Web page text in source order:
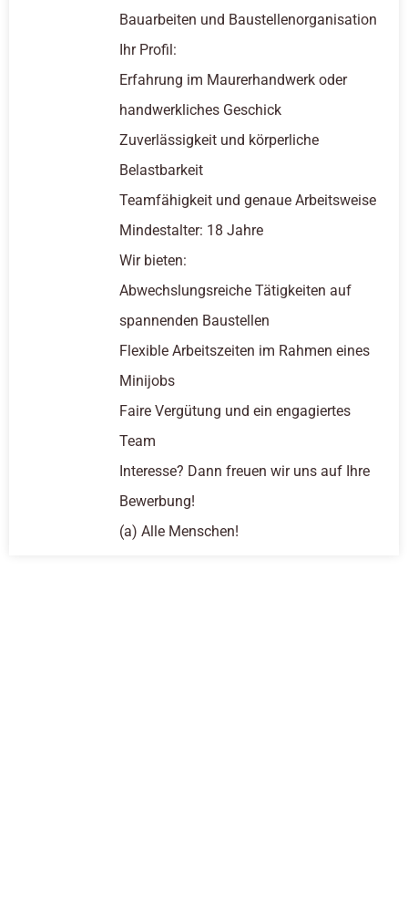
Bauarbeiten und Baustellenorganisation
Ihr Profil:
Erfahrung im Maurerhandwerk oder
handwerkliches Geschick
Zuverlässigkeit und körperliche
Belastbarkeit
Teamfähigkeit und genaue Arbeitsweise
Mindestalter: 18 Jahre
Wir bieten:
Abwechslungsreiche Tätigkeiten auf
spannenden Baustellen
Flexible Arbeitszeiten im Rahmen eines
Minijobs
Faire Vergütung und ein engagiertes
Team
Interesse? Dann freuen wir uns auf Ihre
Bewerbung!
(a) Alle Menschen!